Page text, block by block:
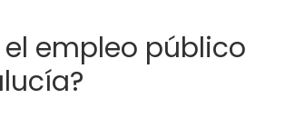
el empleo público